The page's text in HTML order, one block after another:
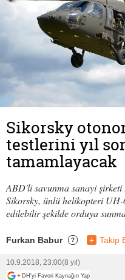
Sikorsky
testlerini yıl
tamamlayacak
ABD'li savunma sanayi
Sikorsky, ünlü helikopteri
edilebilir şekilde orduya
Furkan Babur ? + Takip
10.9.2018, 23:00(8 yıl)
+ DH'yi Favori Kaynağın Yap